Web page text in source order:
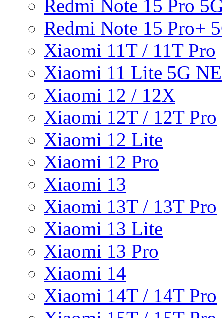
Redmi Note 15 Pro
Redmi Note 15 Pro+
Xiaomi 11T / 11T Pro
Xiaomi 11 Lite 5G NE
Xiaomi 12 / 12X
Xiaomi 12T / 12T Pro
Xiaomi 12 Lite
Xiaomi 12 Pro
Xiaomi 13
Xiaomi 13T / 13T Pro
Xiaomi 13 Lite
Xiaomi 13 Pro
Xiaomi 14
Xiaomi 14T / 14T Pro